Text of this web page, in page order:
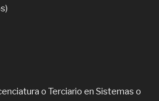
o Terciario en Sistemas o